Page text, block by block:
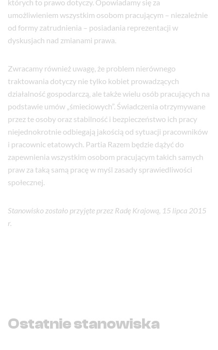
których to prawo dotyczy. Opowiadamy się za
umożliwieniem wszystkim osobom pracującym – niezależnie
od formy zatrudnienia – posiadania reprezentacji w
dyskusjach nad zmianami prawa.
Zwracamy również uwagę, że problem nierównego
traktowania dotyczy nie tylko kobiet prowadzących
działalność gospodarczą, ale także wielu osób pracujących na
podstawie umów „śmieciowych”. Świadczenia otrzymywane
przez te osoby oraz stabilność i bezpieczeństwo ich pracy
niejednokrotnie odbiegają jakością od sytuacji pracowników
i pracownic etatowych. Partia Razem będzie dążyć do
zapewnienia wszystkim osobom pracującym takich samych
praw za taką samą pracę w myśl zasady sprawiedliwości
społecznej.
Stanowisko zostało przyjęte przez Radę Krajową, 15 lipca 2015
r.
Ostatnie stanowiska